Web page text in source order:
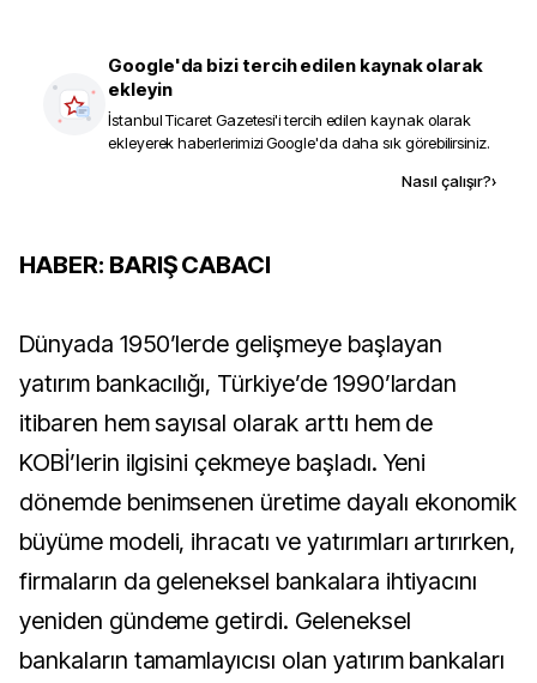
Google'da bizi tercih edilen kaynak olarak
ekleyin
İstanbul Ticaret Gazetesi'i tercih edilen kaynak olarak
ekleyerek haberlerimizi Google'da daha sık görebilirsiniz.
Nasıl çalışır?›
HABER: BARIŞ CABACI
Dünyada 1950’lerde gelişmeye başlayan
yatırım bankacılığı, Türkiye’de 1990’lardan
itibaren hem sayısal olarak arttı hem de
KOBİ’lerin ilgisini çekmeye başladı. Yeni
dönemde benimsenen üretime dayalı ekonomik
büyüme modeli, ihracatı ve yatırımları artırırken,
firmaların da geleneksel bankalara ihtiyacını
yeniden gündeme getirdi. Geleneksel
bankaların tamamlayıcısı olan yatırım bankaları